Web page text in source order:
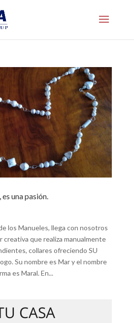
una pasión.
los Manueles, llega con nosotros
creativa que realiza manualmente
collares ofreciendo SU
Su nombre es Mar y el nombre
es Maral. En...
CASA